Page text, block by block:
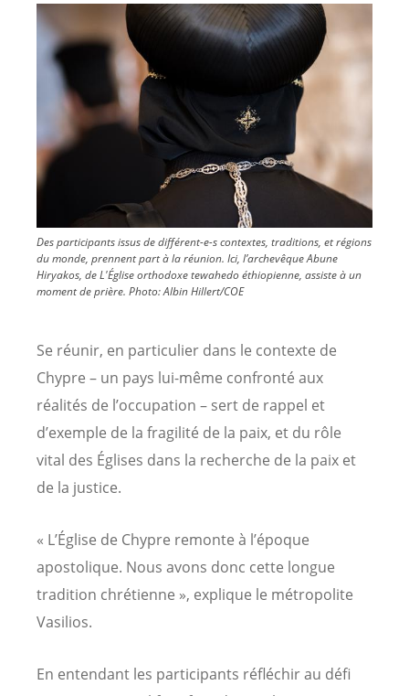
Image
Des participants issus de différent-e-s contextes, traditions, et régions
du monde, prennent part à la réunion. Ici, l’archevêque Abune
Hiryakos, de L'Église orthodoxe tewahedo éthiopienne, assiste à un
moment de prière. Photo:Albin Hillert/COE
Se réunir, en particulier dans le contexte de
Chypre – un pays lui-même confronté aux
réalités de l’occupation – sert de rappel et
d’exemple de la fragilité de la paix, et du rôle
vital des Églises dans la recherche de la paix et
de la justice.
« L’Église de Chypre remonte à l’époque
apostolique. Nous avons donc cette longue
tradition chrétienne », explique le métropolite
Vasilios.
En entendant les participants réfléchir au défi